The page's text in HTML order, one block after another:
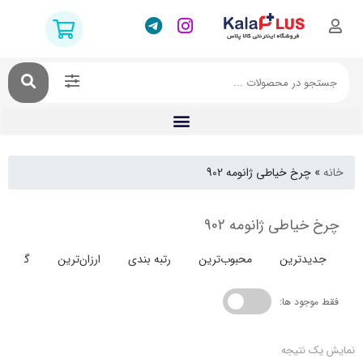
چرخ خیاطی ژانومه 902
ژانومه 902
محبوب‌ترین رتبه بندی ارزان‌ترین گران‌ترین
ها:
نتیجه